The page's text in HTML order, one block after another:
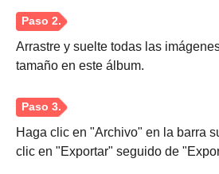
Arrastre y suelte todas las
tamaño en este álbum.
Haga clic en "Archivo" en la barra
clic en "Exportar" seguido de